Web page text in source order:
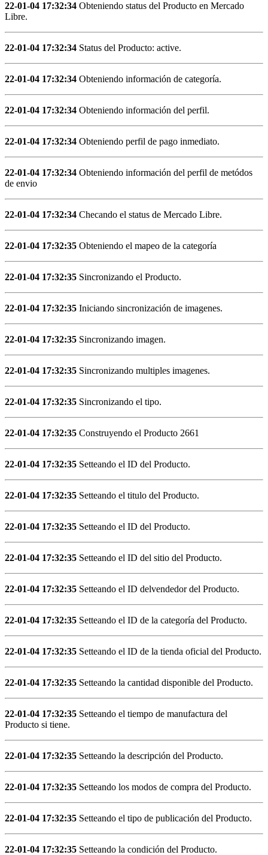
22-01-04 17:32:34 Obteniendo status del Producto en Mercado
Libre.
22-01-04 17:32:34 Status del Producto: active.
22-01-04 17:32:34 Obteniendo información de categoría.
22-01-04 17:32:34 Obteniendo información del perfil.
22-01-04 17:32:34 Obteniendo perfil de pago inmediato.
22-01-04 17:32:34 Obteniendo información del perfil de metódos
de envio
22-01-04 17:32:34 Checando el status de Mercado Libre.
22-01-04 17:32:35 Obteniendo el mapeo de la categoría
22-01-04 17:32:35 Sincronizando el Producto.
22-01-04 17:32:35 Iniciando sincronización de imagenes.
22-01-04 17:32:35 Sincronizando imagen.
22-01-04 17:32:35 Sincronizando multiples imagenes.
22-01-04 17:32:35 Sincronizando el tipo.
22-01-04 17:32:35 Construyendo el Producto 2661
22-01-04 17:32:35 Setteando el ID del Producto.
22-01-04 17:32:35 Setteando el titulo del Producto.
22-01-04 17:32:35 Setteando el ID del Producto.
22-01-04 17:32:35 Setteando el ID del sitio del Producto.
22-01-04 17:32:35 Setteando el ID delvendedor del Producto.
22-01-04 17:32:35 Setteando el ID de la categoría del Producto.
22-01-04 17:32:35 Setteando el ID de la tienda oficial del Producto.
22-01-04 17:32:35 Setteando la cantidad disponible del Producto.
22-01-04 17:32:35 Setteando el tiempo de manufactura del
Producto si tiene.
22-01-04 17:32:35 Setteando la descripción del Producto.
22-01-04 17:32:35 Setteando los modos de compra del Producto.
22-01-04 17:32:35 Setteando el tipo de publicación del Producto.
22-01-04 17:32:35 Setteando la condición del Producto.